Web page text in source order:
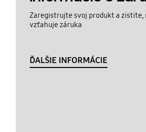
Zaregistrujte svoj produkt a zistite,
vzťahuje záruka
ĎALŠIE INFORMÁCIE